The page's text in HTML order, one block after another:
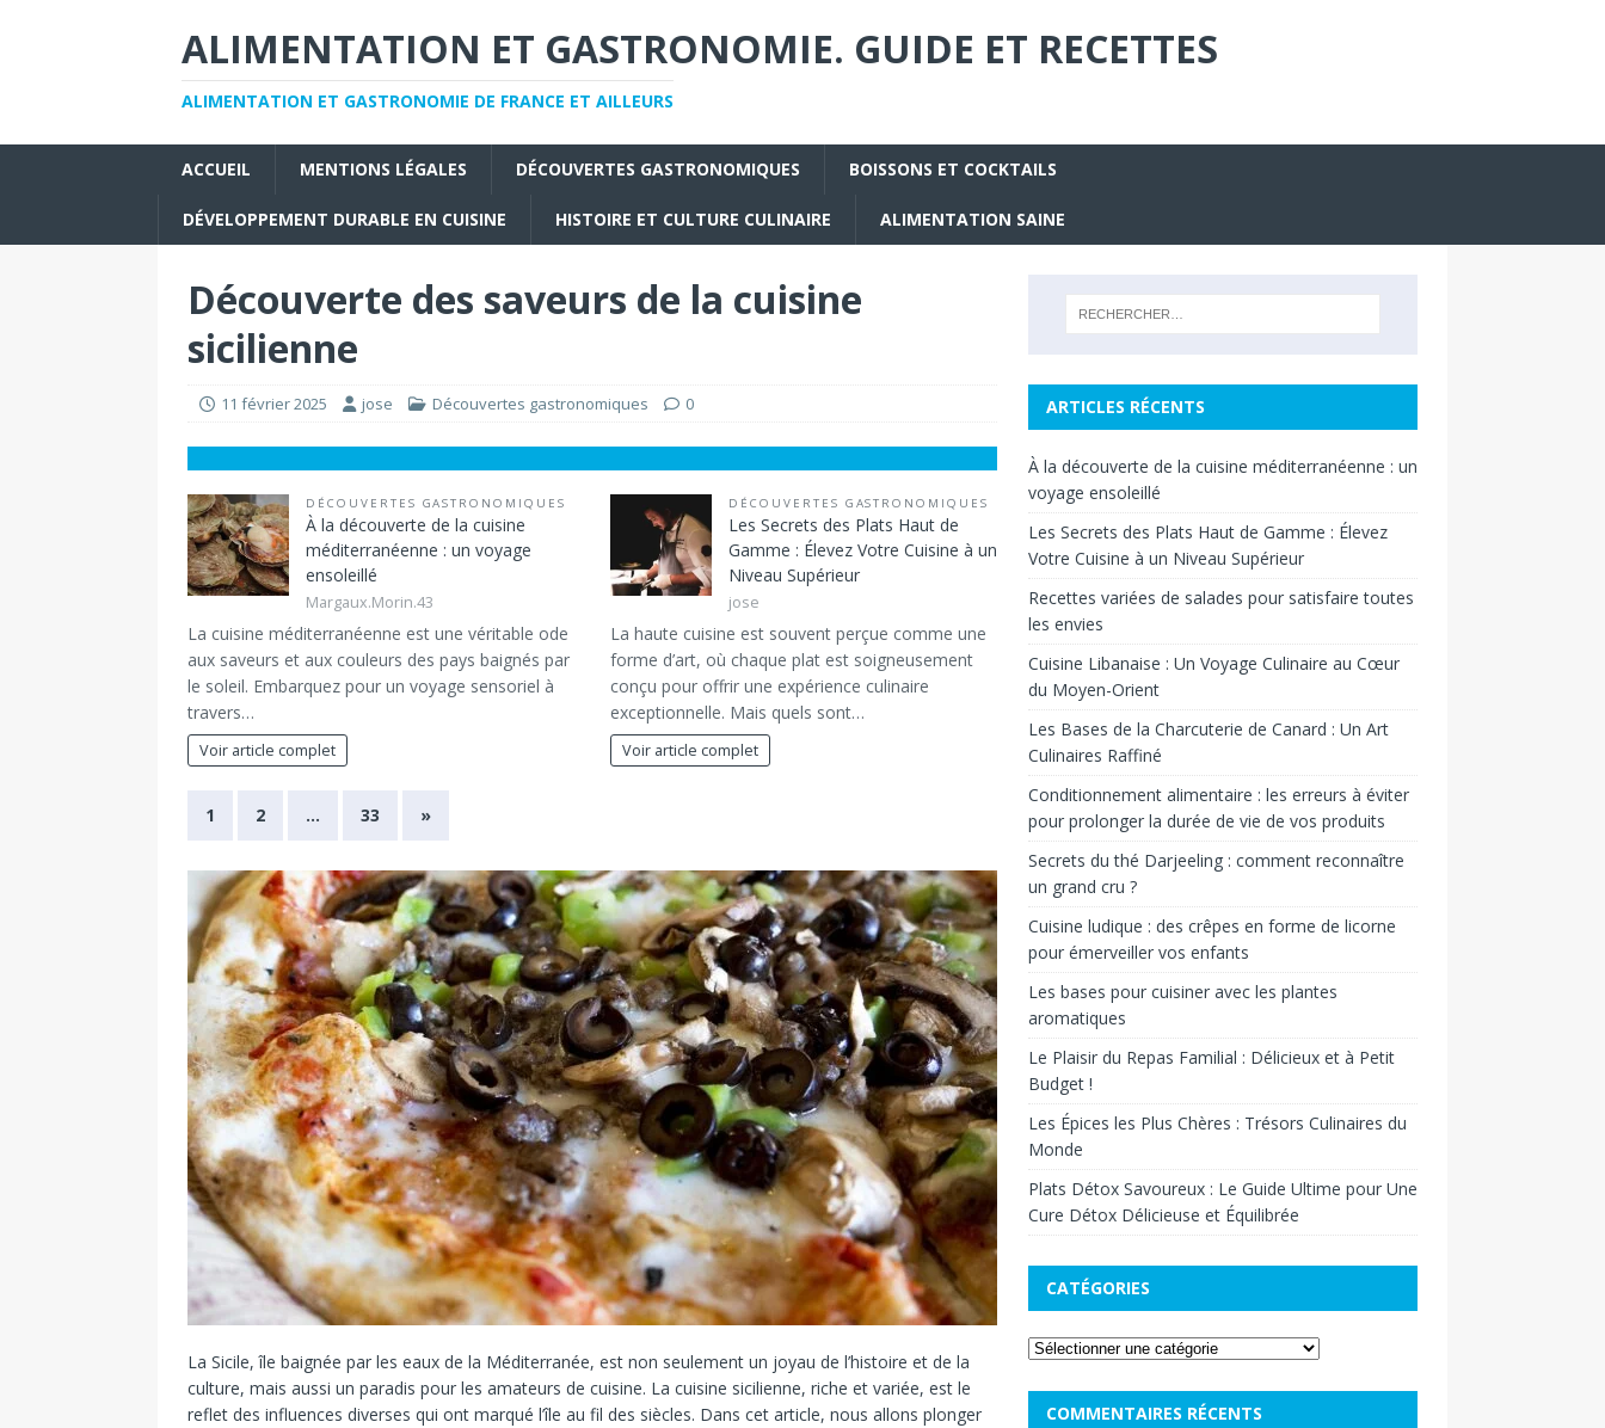
ALIMENTATION ET GASTRONOMIE. GUIDE ET RECETTES
ALIMENTATION ET GASTRONOMIE DE FRANCE ET AILLEURS
ACCUEIL MENTIONS LÉGALES DÉCOUVERTES GASTRONOMIQUES BOISSONS ET COCKTAILS
DÉVELOPPEMENT DURABLE EN CUISINE HISTOIRE ET CULTURE CULINAIRE ALIMENTATION SAINE
Découverte des saveurs de la cuisine
sicilienne
11 février 2025 jose Découvertes gastronomiques 0
DÉCOUVERTES GASTRONOMIQUES
À la découverte de la cuisine
méditerranéenne : un voyage
ensoleillé
Margaux.Morin.43
La cuisine méditerranéenne est une véritable ode
aux saveurs et aux couleurs des pays baignés par
le soleil. Embarquez pour un voyage sensoriel à
travers…
Voir article complet
DÉCOUVERTES GASTRONOMIQUES
Les Secrets des Plats Haut de
Gamme : Élevez Votre Cuisine à un
Niveau Supérieur
jose
La haute cuisine est souvent perçue comme une
forme d’art, où chaque plat est soigneusement
conçu pour offrir une expérience culinaire
exceptionnelle. Mais quels sont…
Voir article complet
1 2 … 33 »
La Sicile, île baignée par les eaux de la Méditerranée, est non seulement un joyau de l’histoire et de la
culture, mais aussi un paradis pour les amateurs de cuisine. La cuisine sicilienne, riche et variée, est le
reflet des influences diverses qui ont marqué l’île au fil des siècles. Dans cet article, nous allons plonger
ARTICLES RÉCENTS
À la découverte de la cuisine méditerranéenne : un
voyage ensoleillé
Les Secrets des Plats Haut de Gamme : Élevez
Votre Cuisine à un Niveau Supérieur
Recettes variées de salades pour satisfaire toutes
les envies
Cuisine Libanaise : Un Voyage Culinaire au Cœur
du Moyen-Orient
Les Bases de la Charcuterie de Canard : Un Art
Culinaires Raffiné
Conditionnement alimentaire : les erreurs à éviter
pour prolonger la durée de vie de vos produits
Secrets du thé Darjeeling : comment reconnaître
un grand cru ?
Cuisine ludique : des crêpes en forme de licorne
pour émerveiller vos enfants
Les bases pour cuisiner avec les plantes
aromatiques
Le Plaisir du Repas Familial : Délicieux et à Petit
Budget !
Les Épices les Plus Chères : Trésors Culinaires du
Monde
Plats Détox Savoureux : Le Guide Ultime pour Une
Cure Détox Délicieuse et Équilibrée
CATÉGORIES
COMMENTAIRES RÉCENTS